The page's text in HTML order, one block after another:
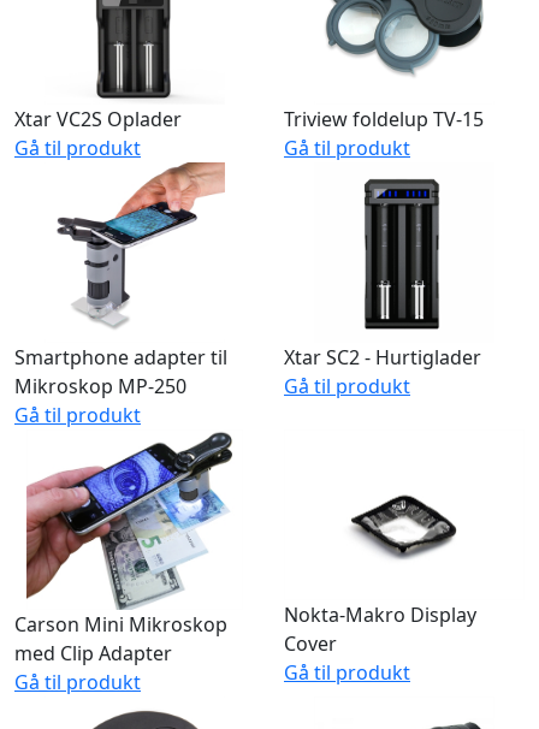
Xtar VC2S Oplader
Gå til produkt
Triview foldelup TV-15
Gå til produkt
Smartphone adapter til
Mikroskop MP-250
Gå til produkt
Xtar SC2 - Hurtiglader
Gå til produkt
Carson Mini Mikroskop
med Clip Adapter
Gå til produkt
Nokta-Makro Display
Cover
Gå til produkt